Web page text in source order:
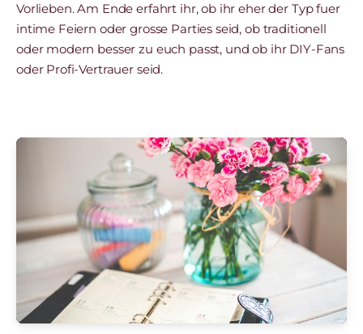
Vorlieben. Am Ende erfahrt ihr, ob ihr eher der Typ fuer
intime Feiern oder grosse Parties seid, ob traditionell
oder modern besser zu euch passt, und ob ihr DIY-Fans
oder Profi-Vertrauer seid.